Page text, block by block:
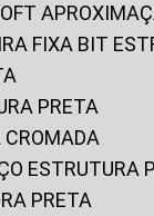
FIXA BIT
PRETA
CROMADA
ESTRUTURA
PRETA